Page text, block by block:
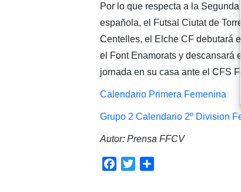
Por lo que respecta a la
española, el Futsal Ciutat de
Centelles, el Elche CF debutará
el Font Enamorats y descansará
jornada en su casa ante el CFS
Calendario Primera Femenina
Grupo 2 Calendario 2º Division
Autor: Prensa FFCV
Facebook
Twitter